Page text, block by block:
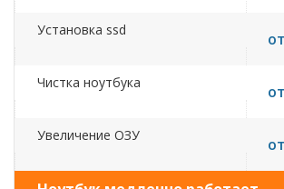
Установка ssd
Чистка ноутбука
Увеличение ОЗУ